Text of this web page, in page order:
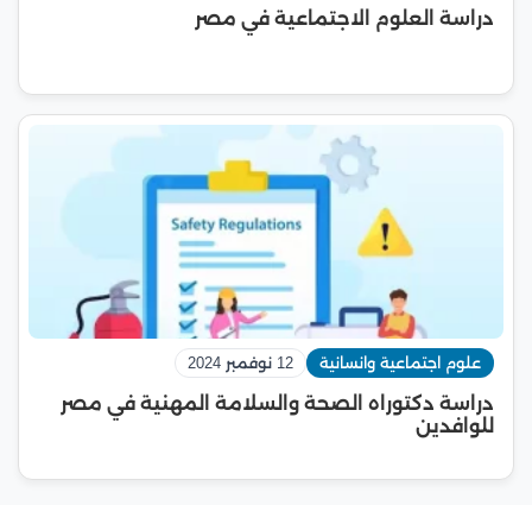
دراسة العلوم الاجتماعية في مصر
علوم اجتماعية وانسانية 12 نوفمبر 2024
دراسة دكتوراه الصحة والسلامة المهنية في مصر
للوافدين